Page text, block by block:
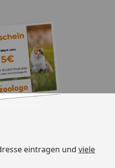
eintragen und viele